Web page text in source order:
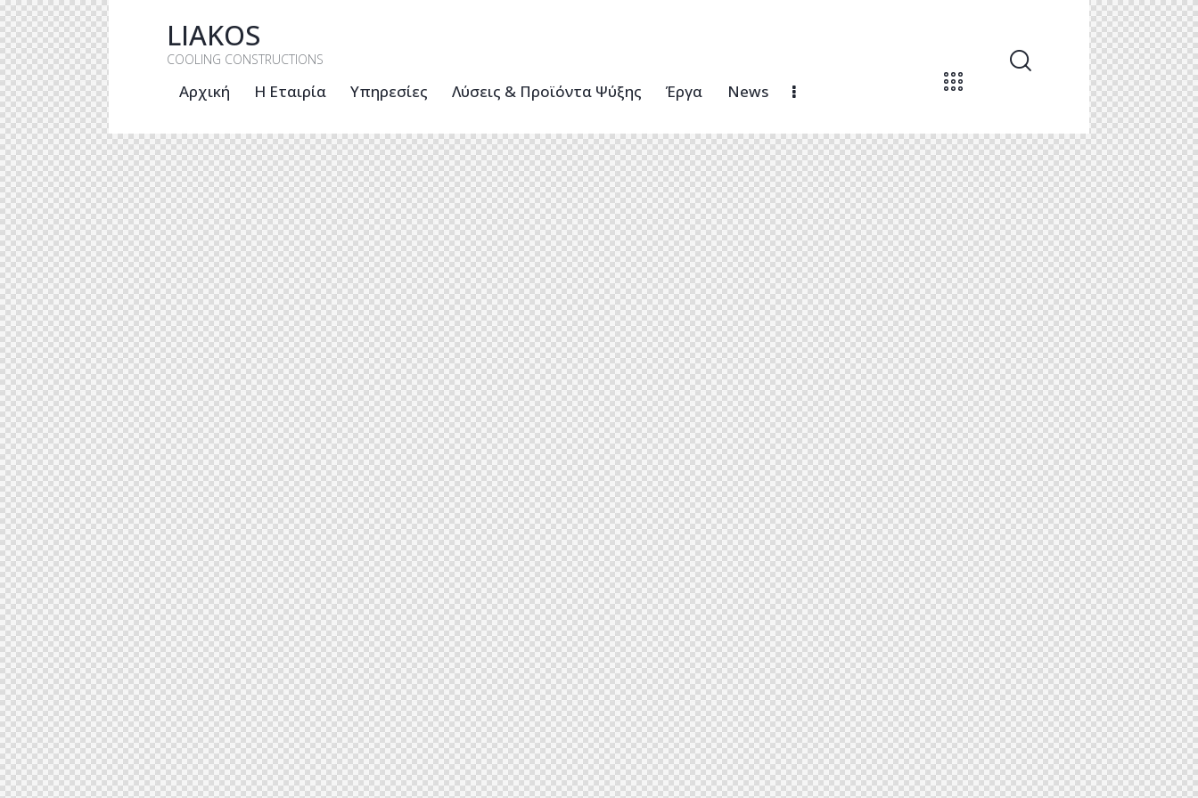
LIAKOS
COOLING CONSTRUCTIONS
Αρχική Η Εταιρία Υπηρεσίες Λύσεις & Προϊόντα Ψύξης Έργα News